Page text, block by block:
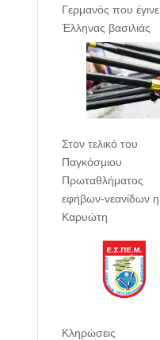
Γερμανός που έγινε
Έλληνας βασιλιάς
Στον τελικό του
Παγκόσμιου
Πρωταθλήματος
εφήβων-νεανίδων η
Καρυώτη
Κληρώσεις